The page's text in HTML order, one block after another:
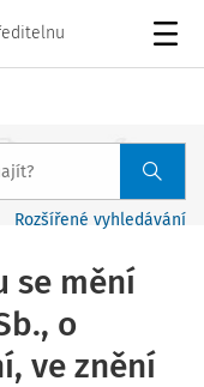
Rozšířené vyhledávání
se mění
o
ve znění